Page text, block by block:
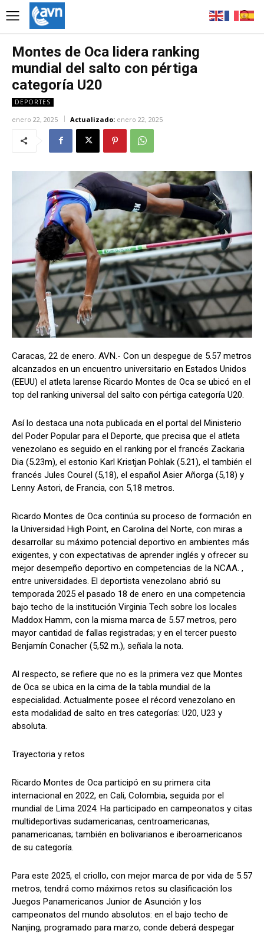
Montes de Oca lidera ranking
mundial del salto con pértiga
categoría U20
DEPORTES
enero 22, 2025 Actualizado: enero 22, 2025
Caracas, 22 de enero. AVN.- Con un despegue de 5.57 metros
alcanzados en un encuentro universitario en Estados Unidos
(EEUU) el atleta larense Ricardo Montes de Oca se ubicó en el
top del ranking universal del salto con pértiga categoría U20.
Así lo destaca una nota publicada en el portal del Ministerio
del Poder Popular para el Deporte, que precisa que el atleta
venezolano es seguido en el ranking por el francés Zackaria
Dia (5.23m), el estonio Karl Kristjan Pohlak (5.21), el también el
francés Jules Courel (5,18), el español Asier Añorga (5,18) y
Lenny Astori, de Francia, con 5,18 metros.
Ricardo Montes de Oca continúa su proceso de formación en
la Universidad High Point, en Carolina del Norte, con miras a
desarrollar su máximo potencial deportivo en ambientes más
exigentes, y con expectativas de aprender inglés y ofrecer su
mejor desempeño deportivo en competencias de la NCAA. ,
entre universidades. El deportista venezolano abrió su
temporada 2025 el pasado 18 de enero en una competencia
bajo techo de la institución Virginia Tech sobre los locales
Maddox Hamm, con la misma marca de 5.57 metros, pero
mayor cantidad de fallas registradas; y en el tercer puesto
Benjamín Conacher (5,52 m.), señala la nota.
Al respecto, se refiere que no es la primera vez que Montes
de Oca se ubica en la cima de la tabla mundial de la
especialidad. Actualmente posee el récord venezolano en
esta modalidad de salto en tres categorías: U20, U23 y
absoluta.
Trayectoria y retos
Ricardo Montes de Oca participó en su primera cita
internacional en 2022, en Cali, Colombia, seguida por el
mundial de Lima 2024. Ha participado en campeonatos y citas
multideportivas sudamericanas, centroamericanas,
panamericanas; también en bolivarianos e iberoamericanos
de su categoría.
Para este 2025, el criollo, con mejor marca de por vida de 5.57
metros, tendrá como máximos retos su clasificación los
Juegos Panamericanos Junior de Asunción y los
campeonatos del mundo absolutos: en el bajo techo de
Nanjing, programado para marzo, conde deberá despegar